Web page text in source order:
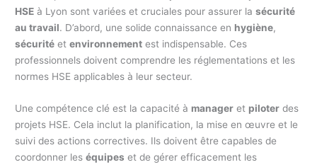
HSE à Lyon sont variées et cruciales pour assurer lasécurité
au travail. D’abord, une solide connaissance en hygiène,
sécurité etenvironnement est indispensable. Ces
professionnels doivent comprendre les réglementations et les
normes HSE applicables à leur secteur.
Une compétence clé est la capacité à manager et piloter des
projets HSE. Cela inclut la planification, la mise en œuvre et le
suivi des actions correctives. Ils doivent être capables de
coordonner leséquipes et de gérer efficacement les